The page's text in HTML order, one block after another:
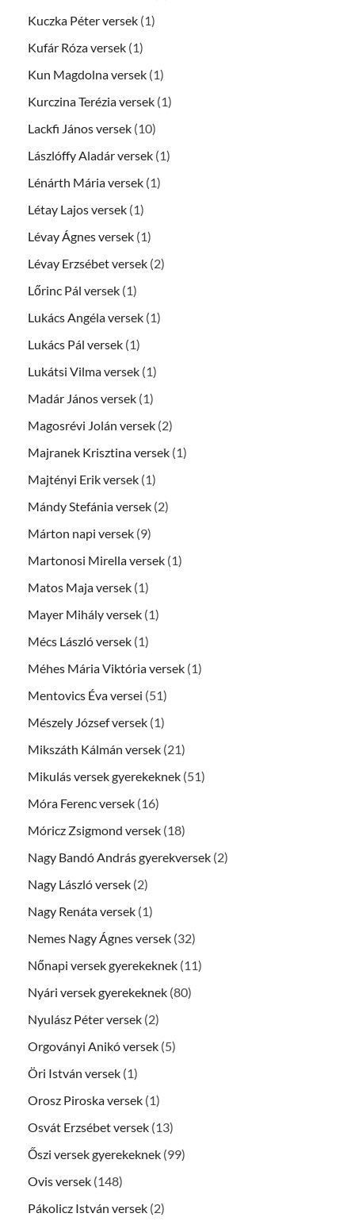
Kuczka Péter versek (1)
Kufár Róza versek (1)
Kun Magdolna versek (1)
Kurczina Terézia versek (1)
Lackfi János versek (10)
Lászlóffy Aladár versek (1)
Lénárth Mária versek (1)
Létay Lajos versek (1)
Lévay Ágnes versek (1)
Lévay Erzsébet versek (2)
Lőrinc Pál versek (1)
Lukács Angéla versek (1)
Lukács Pál versek (1)
Lukátsi Vilma versek (1)
Madár János versek (1)
Magosrévi Jolán versek (2)
Majranek Krisztina versek (1)
Majtényi Erik versek (1)
Mándy Stefánia versek (2)
Márton napi versek (9)
Martonosi Mirella versek (1)
Matos Maja versek (1)
Mayer Mihály versek (1)
Mécs László versek (1)
Méhes Mária Viktória versek (1)
Mentovics Éva versei (51)
Mészely József versek (1)
Mikszáth Kálmán versek (21)
Mikulás versek gyerekeknek (51)
Móra Ferenc versek (16)
Móricz Zsigmond versek (18)
Nagy Bandó András gyerekversek (2)
Nagy László versek (2)
Nagy Renáta versek (1)
Nemes Nagy Ágnes versek (32)
Nőnapi versek gyerekeknek (11)
Nyári versek gyerekeknek (80)
Nyulász Péter versek (2)
Orgoványi Anikó versek (5)
Öri István versek (1)
Orosz Piroska versek (1)
Osvát Erzsébet versek (13)
Őszi versek gyerekeknek (99)
Ovis versek (148)
Pákolicz István versek (2)